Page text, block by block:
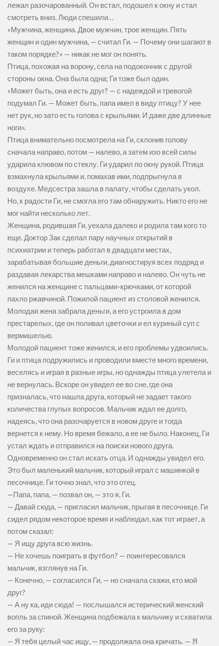
лежал разочарованный. Он встал, подошел к окну и стал
смотреть вниз. Люди спешили…
«Мужчина, женщина. Двое мужчин, трое женщин. Пять
женщин и один мужчина, — считал Ги. — Почему они шагают в
таком порядке?» — никак не мог он понять.
Птица, похожая на ворону, села на подоконник с другой
стороны окна. Она была одна; Ги тоже был один.
«Может быть, она и есть друг? — с надеждой и тревогой
подумал Ги. — Может быть, папа имел в виду птицу? У нее
нет рук, но зато есть голова с крыльями. И даже две длинные
ноги».
Птица внимательно посмотрела на Ги, склонив голову
сначала направо, потом — налево, а затем изо всей силы
ударила клювом по стеклу. Ги ударил по окну рукой. Птица
взмахнула крыльями и, помахав ими, подпрыгнула в
воздухе. Медсестра зашла в палату, чтобы сделать укол.
Но, к радости Ги, не смогла его там обнаружить. Никто его не
мог найти несколько лет.
Женщина, родившая Ги, уехала далеко и родила там кого то
еще. Доктор Зак сделал пару научных открытий в
психиатрии и теперь работал в двадцати местах,
зарабатывая большие деньги, диагностируя всех подряд и
раздавая лекарства мешками направо и налево. Он чуть не
женился на женщине с пальцами-крючками, от которой
пахло ржавчиной. Пожилой пациент из столовой женился.
Молодая жена забрала деньги, а его устроила в дом
престарелых, где он поливал цветочки и ел куриный суп с
вермишелью.
Молодой пациент тоже женился, и его проблемы удвоились.
Ги и птица подружились и проводили вместе много времени,
веселясь и играя в разные игры, но однажды птица улетела и
не вернулась. Вскоре он увидел ее во сне, где она
призналась, что нашла друга, который не задает такого
количества глупых вопросов. Мальчик ждал ее долго,
надеясь, что она разочаруется в новом друге и тогда
вернется к нему. Но время бежало, а ее не было. Наконец, Ги
устал ждать и отправился на поиски нового друга.
Одновременно он стал искать отца. И однажды увидел его.
Это был маленький мальчик, который играл с машинкой в
песочнице. Ги точно знал, что это отец.
—Папа, папа, — позвал он, — это я, Ги.
— Давай сюда, — пригласил мальчик, прыгая в песочнице. Ги
сидел рядом некоторое время и наблюдал, как тот играет, а
потом сказал:
— Я ищу друга всю жизнь.
— Не хочешь поиграть в футбол? — поинтересовался
мальчик, взглянув на Ги.
— Конечно, — согласился Ги, — но сначала скажи, кто мой
друг?
— А ну ка, иди сюда! — послышался истерический женский
вопль за спиной. Женщина подбежала к мальчику и схватила
его за руку:
— Я тебя целый час ищу, — продолжала она кричать. — Я